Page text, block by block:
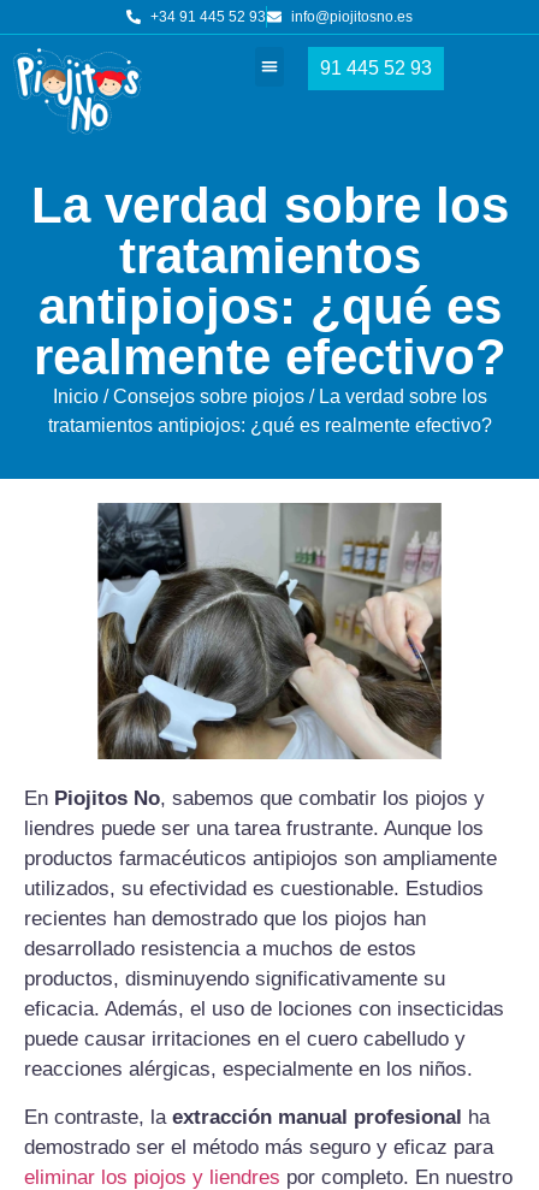
+34 91 445 52 93 info@piojitosno.es
91 445 52 93
La verdad sobre los
tratamientos
antipiojos: ¿qué es
realmente efectivo?
Inicio/Consejos sobre piojos/ La verdad sobre los
tratamientos antipiojos: ¿qué es realmente efectivo?
En Piojitos No, sabemos que combatir los piojos y
liendres puede ser una tarea frustrante. Aunque los
productos farmacéuticos antipiojos son ampliamente
utilizados, su efectividad es cuestionable. Estudios
recientes han demostrado que los piojos han
desarrollado resistencia a muchos de estos
productos, disminuyendo significativamente su
eficacia. Además, el uso de lociones con insecticidas
puede causar irritaciones en el cuero cabelludo y
reacciones alérgicas, especialmente en los niños.
En contraste, la extracción manual profesional ha
demostrado ser el método más seguro y eficaz para
eliminar los piojos y liendres por completo. En nuestro